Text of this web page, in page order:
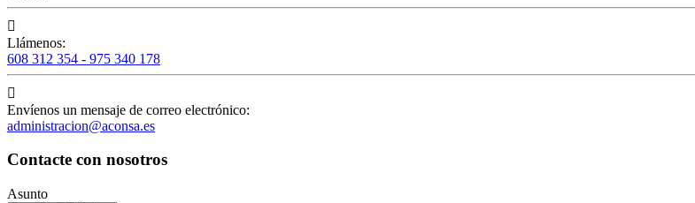

Llámenos:
608 312 354 - 975 340 178

Envíenos un mensaje de correo electrónico:
administracion@aconsa.es
Contacte con nosotros
Asunto